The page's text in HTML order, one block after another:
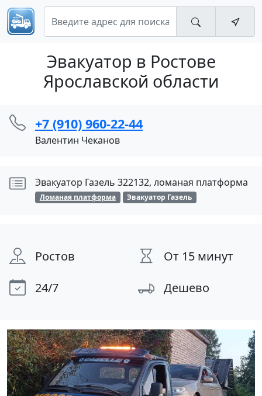
Эвакуатор в Ростове
Ярославской области
+7 (910) 960-22-44
Валентин Чеканов
Эвакуатор Газель 322132, ломаная платформа
Ломаная платформа Эвакуатор Газель
Ростов
От 15 минут
24/7
Дешево